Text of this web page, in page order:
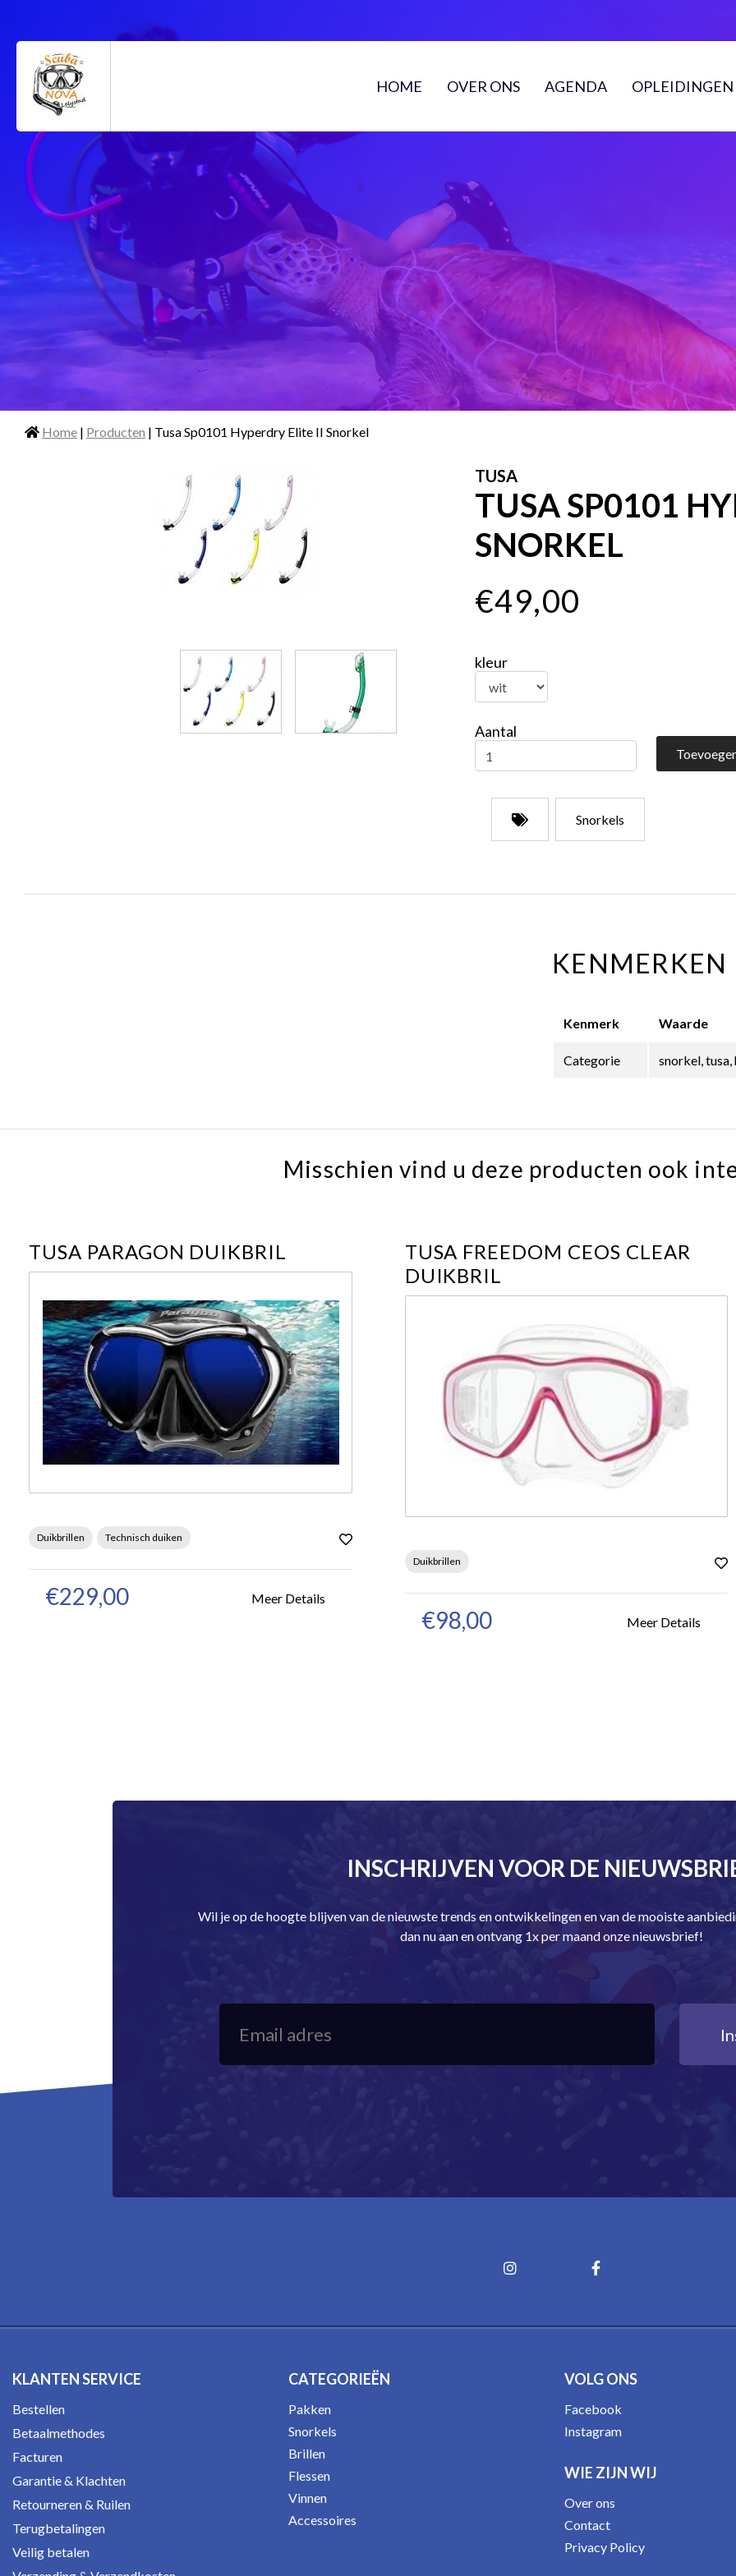
HOME OVER ONS AGENDA OPLEIDINGEN
Home | Producten | Tusa Sp0101 Hyperdry Elite II Snorkel
TUSA
TUSA SP0101
SNORKEL
€49,00
kleur
Aantal
Snorkels
KENMERKEN
Kenmerk Waarde
Categorie snorkel,
Misschien vind u deze producten ook
TUSA PARAGON DUIKBRIL
Duikbrillen Technisch duiken
€229,00 Meer Details
TUSA FREEDOM CEOS CLEAR
DUIKBRIL
Duikbrillen
€98,00 Meer Details
INSCHRIJVEN VOOR DE
Wil je op de hoogte blijven van de nieuwste trends en ontwikkelingen en van de mooiste
dan nu aan en ontvang 1x per maand onze nieuwsbrief!
KLANTEN SERVICE
Bestellen
Betaalmethodes
Facturen
Garantie & Klachten
Retourneren & Ruilen
Terugbetalingen
Veilig betalen
CATEGORIEËN
Pakken
Snorkels
Brillen
Flessen
Vinnen
Accessoires
VOLG ONS
Facebook
Instagram
WIE ZIJN WIJ
Over ons
Contact
Privacy Policy